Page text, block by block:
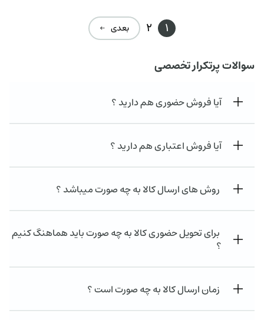
1
2 بعدی ←
سوالات پرتکرار تخصصی
آیا فروش حضوری هم دارید ؟
آیا فروش اعتباری هم دارید ؟
روش های ارسال کالا به چه صورت میباشد ؟
برای تحویل حضوری کالا به چه صورت باید هماهنگ کنیم
؟
زمان ارسال کالا به چه صورت است ؟